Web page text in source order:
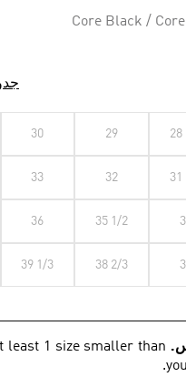
Core Black /
28
29
30
31
32
33
35 1/2
36
38 2/3
39 1/3
least 1 size smaller than